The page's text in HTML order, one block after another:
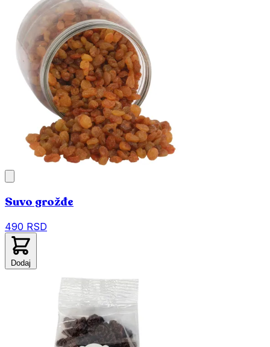
Suvo grožđe
490 RSD
Dodaj